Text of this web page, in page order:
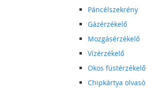
Páncélszekrény
Gázérzékelő
Mozgásérzékelő
Vízérzékelő
Okos füstérzékelő
Chipkártya olvasó